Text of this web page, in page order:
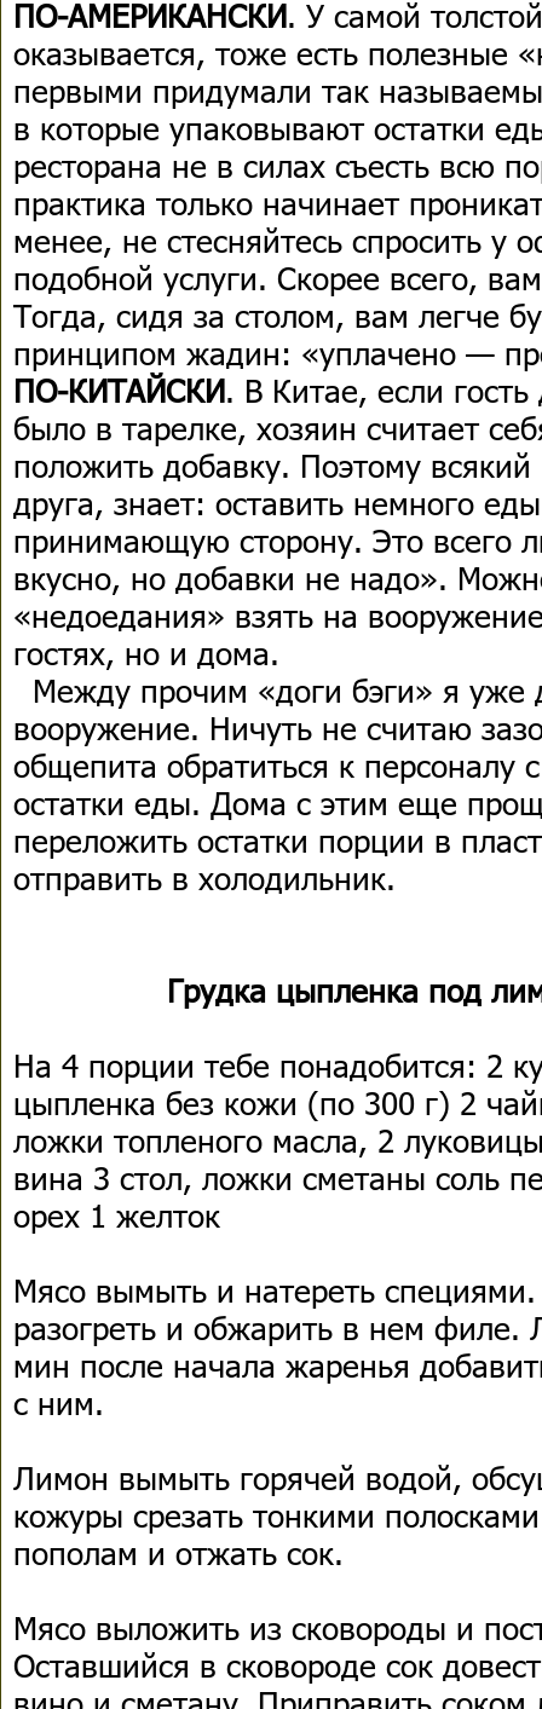
ПО-АМЕРИКАНСКИ. У самой
оказывается, тоже есть полезные
первыми придумали так
в которые упаковывают остатки
ресторана не в силах съесть всю
практика только начинает
менее, не стесняйтесь спросить у
подобной услуги. Скорее всего,
Тогда, сидя за столом, вам легче
принципом жадин: «уплачено —
ПО-КИТАЙСКИ. В Китае, если
было в тарелке, хозяин считает
положить добавку. Поэтому
друга, знает: оставить немного
принимающую сторону. Это всего
вкусно, но добавки не надо».
«недоедания» взять на
гостях, но и дома.
Между прочим «доги бэги» я уже
вооружение. Ничуть не считаю
общепита обратиться к персоналу
остатки еды. Дома с этим еще
переложить остатки порции в
отправить в холодильник.
Грудка цыпленка под
На 4 порции тебе понадобится: 2
цыпленка без кожи (по 300 г) 2
ложки топленого масла, 2
вина 3 стол, ложки сметаны соль
орех 1 желток
Мясо вымыть и натереть
разогреть и обжарить в нем филе.
мин после начала жаренья
с ним.
Лимон вымыть горячей водой,
кожуры срезать тонкими
пополам и отжать сок.
Мясо выложить из сковороды и
Оставшийся в сковороде сок